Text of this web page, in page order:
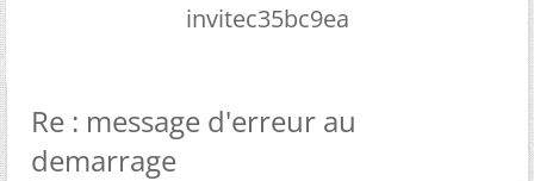
invitec35bc9ea
Re : message d'erreur au
demarrage